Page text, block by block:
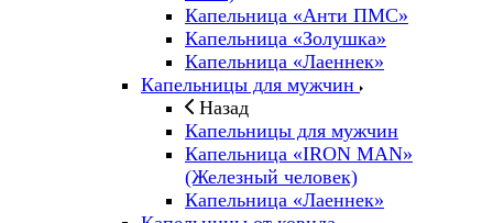
Капельница «Анти ПМС»
Капельница «Золушка»
Капельница «Лаеннек»
Капельницы для мужчин
Назад
Капельницы для мужчин
Капельница «IRON MAN»
(Железный человек)
Капельница «Лаеннек»